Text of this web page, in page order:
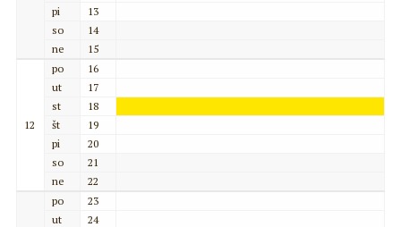
pi
13
so
14
ne
15
12
po
16
ut
17
st
18
št
19
pi
20
so
21
ne
22
po
23
ut
24